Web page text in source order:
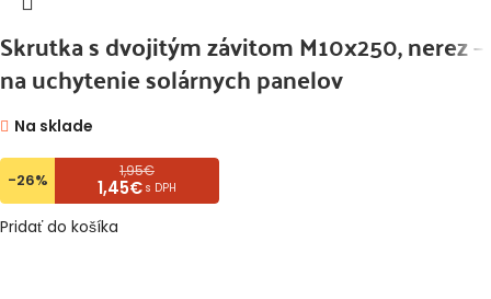
Skrutka s dvojitým závitom M10x250, nerez –
na uchytenie solárnych panelov
Na sklade
-26% 1,95€
1,45€ s DPH
Pridať do košíka